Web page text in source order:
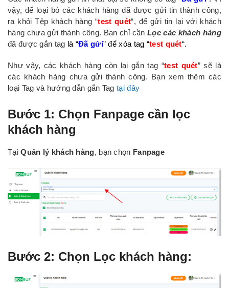
vậy, để loại bỏ các khách hàng đã được gửi tin thành công,
ra khỏi Tệp khách hàng “test quét“, để gửi tin lại với khách
hàng chưa gửi thành công. Bạn chỉ cần Lọc các khách hàng
đã được gắn tag là “Đã gửi” để xóa tag “test quét“.
Như vậy, các khách hàng còn lại gắn tag “test quét” sẽ là
các khách hàng chưa gửi thành công. Bạn xem thêm các
loại Tag và hướng dẫn gắn Tagtại đây
Bước 1: Chọn Fanpage cần lọc
khách hàng
TạiQuản lý khách hàng, bạn chọn Fanpage
Bước 2: Chọn Lọc khách hàng: